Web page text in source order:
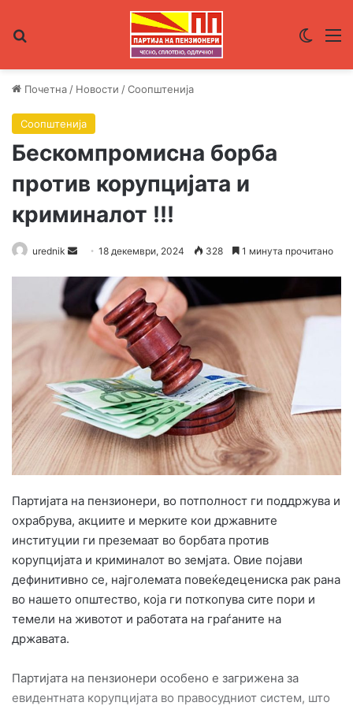
Почетна / Новости /Соопштенија
Соопштенија
Бескомпромисна борба
против корупцијата и
криминалот !!!
urednik
a
m
a
i
l
18 декември, 2024 328 1 минута прочитано
Партијата на пензионери, во потполност ги поддржува и
охрабрува, акциите и мерките кои државните
институции ги преземаат во борбата против
корупцијата и криминалот во земјата. Овие појави
дефинитивно се, најголемата повеќедецениска рак рана
во нашето општество, која ги поткопува сите пори и
темели на животот и работата на граѓаните на
државата.
Партијата на пензионери особено е загрижена за
евидентната корупцијата во правосудниот систем, што